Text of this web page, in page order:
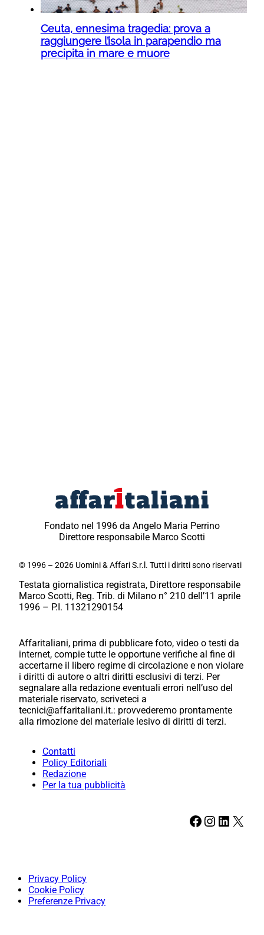
Ceuta, ennesima tragedia: prova a
raggiungere l’isola in parapendio ma
precipita in mare e muore
Fondato nel 1996 da Angelo Maria Perrino
Direttore responsabile Marco Scotti
© 1996 – 2026 Uomini & Affari S.r.l. Tutti i diritti sono riservati
Testata giornalistica registrata, Direttore responsabile
Marco Scotti, Reg. Trib. di Milano n° 210 dell’11 aprile
1996 – P.I. 11321290154
Affaritaliani, prima di pubblicare foto, video o testi da
internet, compie tutte le opportune verifiche al fine di
accertarne il libero regime di circolazione e non violare
i diritti di autore o altri diritti esclusivi di terzi. Per
segnalare alla redazione eventuali errori nell’uso del
materiale riservato, scriveteci a
tecnici@affaritaliani.it.: provvederemo prontamente
alla rimozione del materiale lesivo di diritti di terzi.
Contatti
Policy Editoriali
Redazione
Per la tua pubblicità
Facebook Instagram LinkedIn X
Privacy Policy
Cookie Policy
Preferenze Privacy